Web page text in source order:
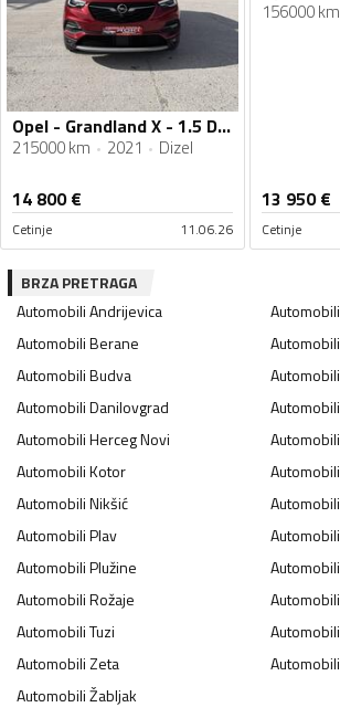
Opel - Grandland X - 1.5 D.AUTOMATIK
215000 km 2021 Dizel
14 800€
Cetinje 11.06.26
156000 km
13 950€
Cetinje
BRZA PRETRAGA
AutomobiliAndrijevica Automobili
AutomobiliBerane Automobili
AutomobiliBudva Automobili
AutomobiliDanilovgrad Automobili
AutomobiliHerceg Novi Automobili
AutomobiliKotor Automobili
AutomobiliNikšić Automobili
AutomobiliPlav Automobili
AutomobiliPlužine Automobili
AutomobiliRožaje Automobili
AutomobiliTuzi Automobili
AutomobiliZeta Automobili
AutomobiliŽabljak